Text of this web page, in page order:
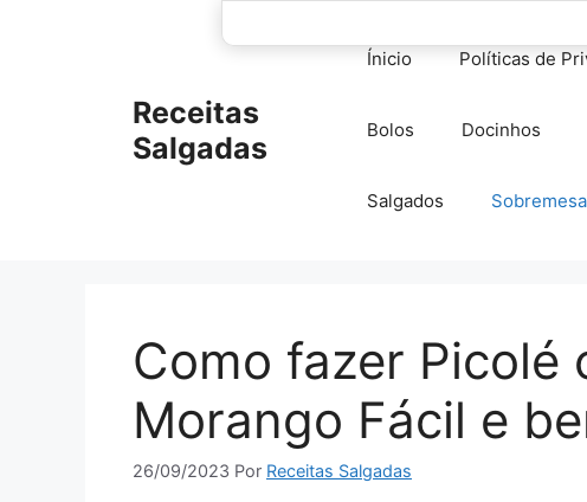
Receitas
Salgadas
Ínicio Políticas de
Bolos Docinhos
Salgados
Como fazer Picolé
Morango Fácil e
26/09/2023 Por Receitas Salgadas